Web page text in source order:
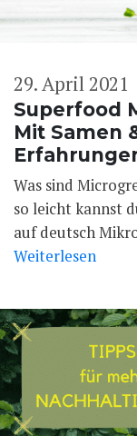
Superfood
Mit Samen
29. April 2021
Was sind
so leicht kannst
auf deutsch
Weiterlesen